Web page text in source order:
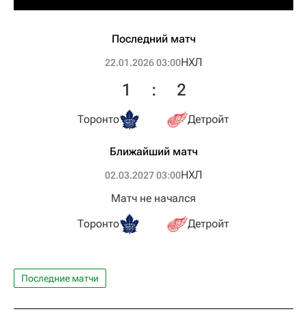
Последний матч
22.01.2026 03:00НХЛ
Торонто
1 : 2
Детройт
Ближайший матч
02.03.2027 03:00НХЛ
Торонто
Матч не начался
Детройт
Последние матчи